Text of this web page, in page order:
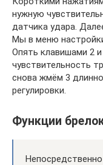
нужную
датчика удара.
Мы в меню
Опять клавишами 2
чувствительность
снова жмём 3
регулировки.
Функции